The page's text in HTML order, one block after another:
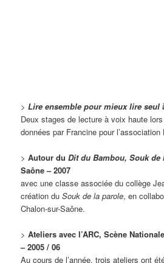
> Lire ensemble pour mieux lire seul
Deux stages de lecture à voix haute
données par Francine pour
>Autour duDit du Bambou, Souk de
Saône – 2007
avec une classe associée du collège
création duSouk de la parole, en
Chalon-sur-Saône.
>Ateliers avec l’ARC, Scène
– 2005 / 06
Au cours de l’année, trois ateliers ont